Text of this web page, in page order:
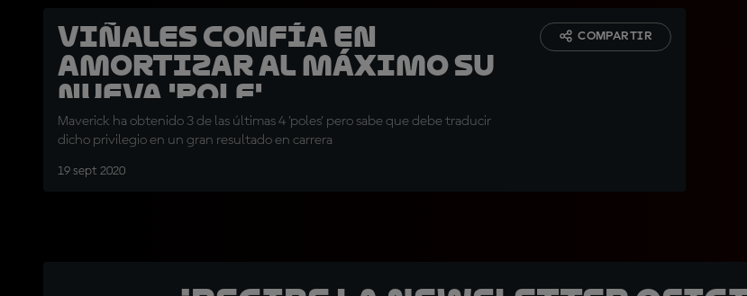
Viñales confía en
amortizar al máximo su
nueva 'pole'
Maverick ha obtenido 3 de las últimas 4 'poles' pero sabe que debe traducir
dicho privilegio en un gran resultado en carrera
19 sept 2020
COMPARTIR